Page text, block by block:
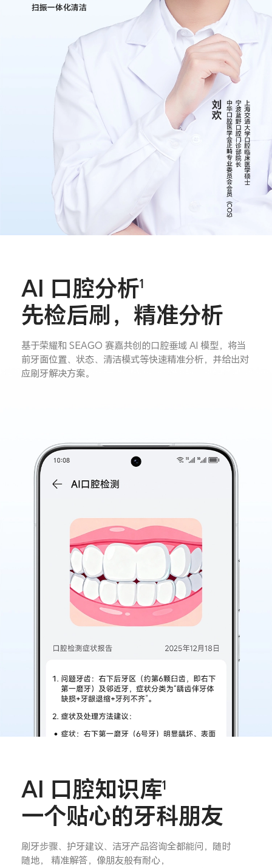
扫振一体化清洁
AI 口腔分析1
先检后刷，精准分析
基于荣耀和 SEAGO 赛嘉共创的口腔垂域 AI 模型，将当
前牙面位置、状态、清洁模式等快速精准分析，并给出对
应刷牙解决方案。
AI 口腔知识库1
一个贴心的牙科朋友
刷牙步骤、护牙建议、洁牙产品咨询全都能问，随时
随地，
精准解答，像朋友般有耐心，